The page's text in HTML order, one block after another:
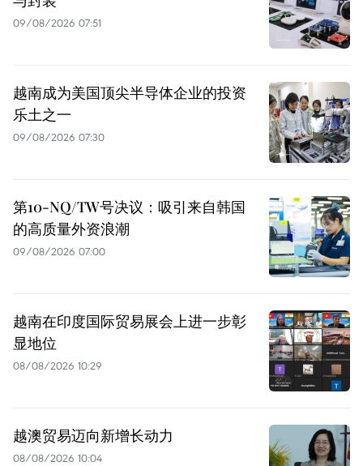
09/08/2026 07:51
越南成为美国顶尖半导体企业的投资
乐土之一
09/08/2026 07:30
第10-NQ/TW号决议：吸引来自韩国
的高质量外资浪潮
09/08/2026 07:00
越南在印度国际贸易展会上进一步彰
显地位
08/08/2026 10:29
越澳贸易迈向新增长动力
08/08/2026 10:04